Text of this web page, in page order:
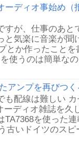
ーディオ事始め
すが、仕事のあ
と気楽に音楽が聞
とか作ったこと
使うのは簡単な
アンプを再びつく
も配線は難しい
ーディオ雑誌を久
TA7368を使った
古いドイツのス